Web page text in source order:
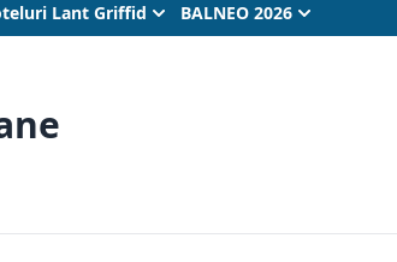
Lant Griffid BALNEO 2026